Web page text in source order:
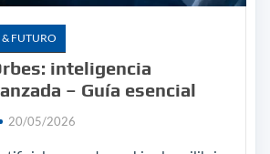
FUTURO
inteligencia
– Guía esencial
20/05/2026